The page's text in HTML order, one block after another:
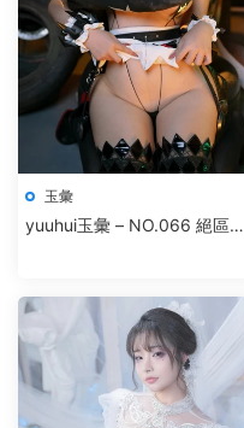
玉彙
yuuhui玉彙 – NO.066 絕區零